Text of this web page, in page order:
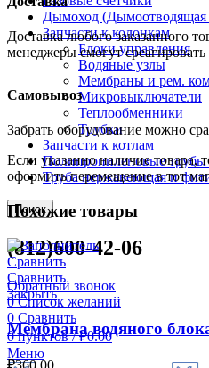
Дымоход (Дымоотводящая
Запчасти к колонкам
Блоки управления
Водяные узлы
Мембраны и рем.
Микровыключатели
Теплообменники
Трубки
Запчасти к котлам
Полипропиленовые
Труба нержавеющая и
Поиск
(812)600-42-06
Обратный звонок
0Список желаний
0 Сравнить
0пунктов / ₽0.00
Меню
Доставка любого заказанного
менеджеры смогут
Самовывоз
Забрать оборудование можно
Если указанно наличие товара,
оформить перемещение в тот
Похожие товары
Сравнить
Сравнить
Закрыть
Мембрана водяного